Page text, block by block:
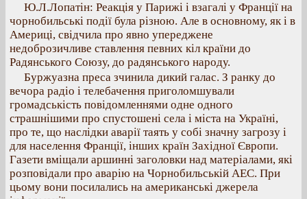
Ю.Л.Лопатін: Реакція у Парижі і взагалі у Франції на
чорнобильські події була різною. Але в основному, як і в
Америці, свідчила про явно упереджене
недоброзичливе ставлення певних кіл країни до
Радянського Союзу, до радянського народу.
Буржуазна преса зчинила дикий галас. З ранку до
вечора радіо і телебачення приголомшували
громадськість повідомленнями одне одного
страшнішими про спустошені села і міста на Україні,
про те, що наслідки аварії таять у собі значну загрозу і
для населення Франції, інших країн Західної Європи.
Газети вміщали аршинні заголовки над матеріалами, які
розповідали про аварію на Чорнобильській АЕС. При
цьому вони посилались на американські джерела